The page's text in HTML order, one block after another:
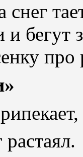
бегут
про